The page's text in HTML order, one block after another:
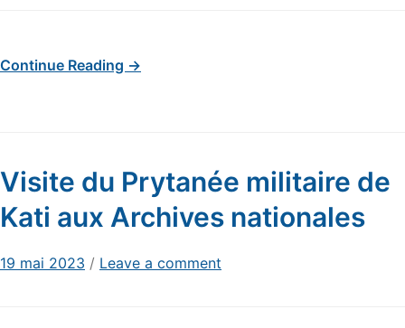
Continue Reading →
Visite du Prytanée militaire de
Kati aux Archives nationales
19 mai 2023 / Leave a comment